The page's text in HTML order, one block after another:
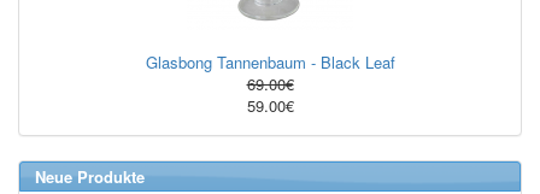
Glasbong Tannenbaum - Black Leaf
69.00€
59.00€
Neue Produkte